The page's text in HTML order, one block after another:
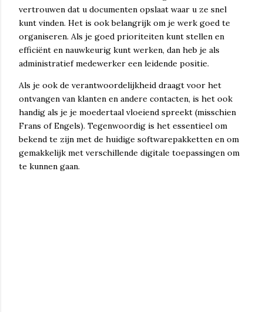
vertrouwen dat u documenten opslaat waar u ze snel
kunt vinden. Het is ook belangrijk om je werk goed te
organiseren. Als je goed prioriteiten kunt stellen en
efficiënt en nauwkeurig kunt werken, dan heb je als
administratief medewerker een leidende positie.
Als je ook de verantwoordelijkheid draagt voor het
ontvangen van klanten en andere contacten, is het ook
handig als je je moedertaal vloeiend spreekt (misschien
Frans of Engels). Tegenwoordig is het essentieel om
bekend te zijn met de huidige softwarepakketten en om
gemakkelijk met verschillende digitale toepassingen om
te kunnen gaan.